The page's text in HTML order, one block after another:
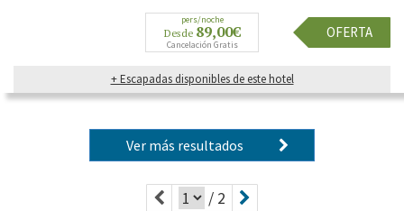
pers/noche
Desde 89,00€
Cancelación Gratis
OFERTA
+ Escapadas disponibles de este hotel
Ver más resultados
/ 2